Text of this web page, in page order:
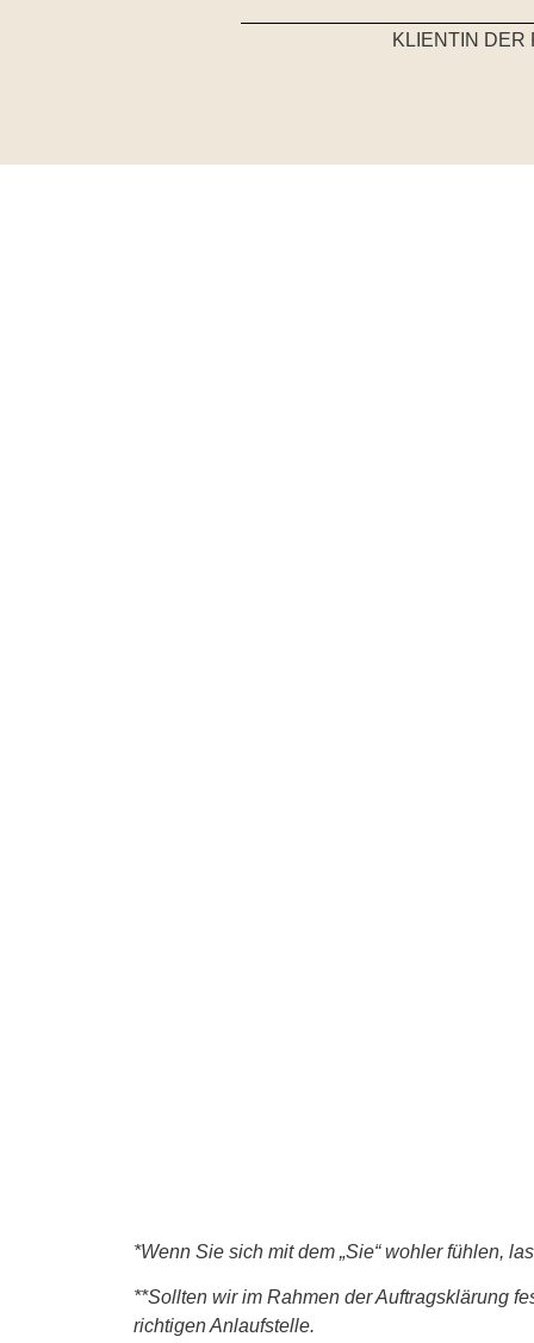
KLIENTIN DER
*Wenn Sie sich mit dem „Sie“ wohler fühlen,
**Sollten wir im Rahmen der Auftragsklärung
richtigen Anlaufstelle.